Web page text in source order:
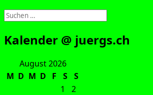
Suchen
nach:
Kalender @ juergs.ch
August 2026
M D M D F S
S
1
2